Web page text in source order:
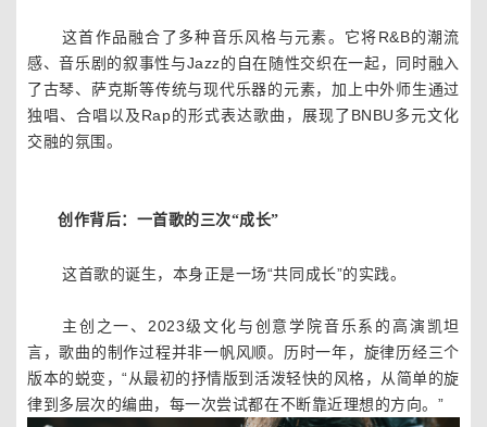
这首作品融合了多种音乐风格与元素。它将R&B的潮流
感、音乐剧的叙事性与Jazz的自在随性交织在一起，同时融入
了古琴、萨克斯等传统与现代乐器的元素，加上中外师生通过
独唱、合唱以及Rap的形式表达歌曲，展现了BNBU多元文化
交融的氛围。
创作背后：一首歌的三次“成长”
这首歌的诞生，本身正是一场“共同成长”的实践。
主创之一、2023级文化与创意学院音乐系的高演凯坦
言，歌曲的制作过程并非一帆风顺。历时一年，旋律历经三个
版本的蜕变，“从最初的抒情版到活泼轻快的风格，从简单的旋
律到多层次的编曲，每一次尝试都在不断靠近理想的方向。”